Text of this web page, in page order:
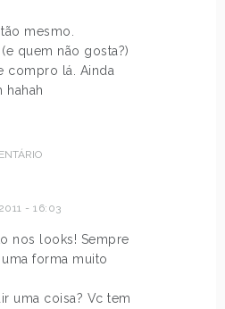
mesmo.
quem não gosta?)
compro lá. Ainda
hahah
- 16:03
nos looks! Sempre
forma muito
uma coisa? Vc tem